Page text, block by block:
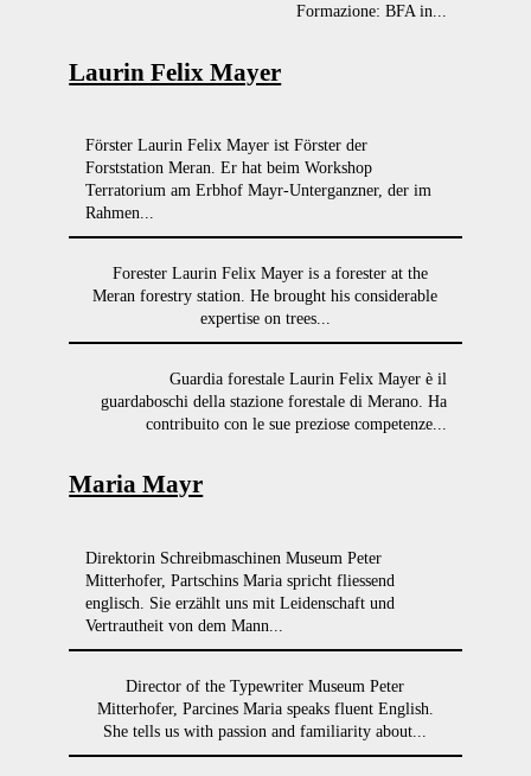
Formazione: BFA in...
Laurin Felix Mayer
Förster Laurin Felix Mayer ist Förster der
Forststation Meran. Er hat beim Workshop
Terratorium am Erbhof Mayr-Unterganzner, der im
Rahmen...
Forester Laurin Felix Mayer is a forester at the
Meran forestry station. He brought his considerable
expertise on trees...
Guardia forestale Laurin Felix Mayer è il
guardaboschi della stazione forestale di Merano. Ha
contribuito con le sue preziose competenze...
Maria Mayr
Direktorin Schreibmaschinen Museum Peter
Mitterhofer, Partschins Maria spricht fliessend
englisch. Sie erzählt uns mit Leidenschaft und
Vertrautheit von dem Mann...
Director of the Typewriter Museum Peter
Mitterhofer, Parcines Maria speaks fluent English.
She tells us with passion and familiarity about...